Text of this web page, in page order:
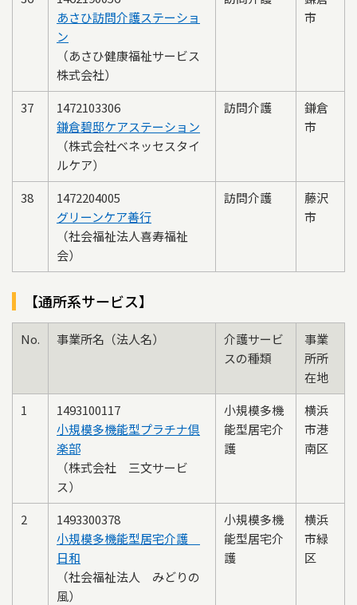
あさひ訪問介護ステーショ
ン
（あさひ健康福祉サービス
株式会社）
市
37
1472103306
鎌倉碧邸ケアステーション
（株式会社ベネッセスタイ
ルケア）
訪問介護
鎌倉
市
38
1472204005
グリーンケア善行
（社会福祉法人喜寿福祉
会）
訪問介護
藤沢
市
【通所系サービス】
No. 事業所名（法人名）
介護サービ
スの種類
事業
所所
在地
1
1493100117
小規模多機能型プラチナ倶
楽部
（株式会社 三文サービ
ス）
小規模多機
能型居宅介
護
横浜
市港
南区
2
1493300378
小規模多機能型居宅介護
日和
（社会福祉法人 みどりの
風）
小規模多機
能型居宅介
護
横浜
市緑
区